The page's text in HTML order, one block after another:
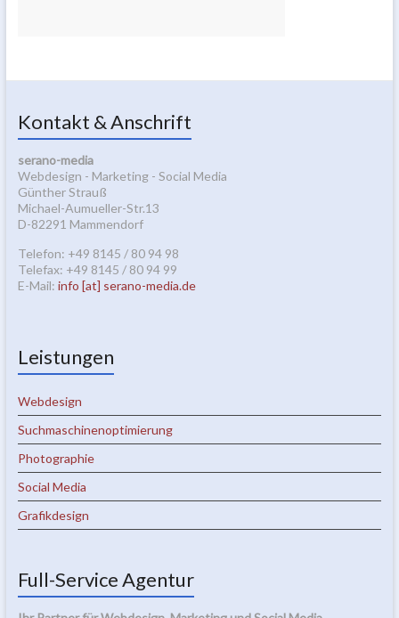
Kontakt & Anschrift
serano-media
Webdesign - Marketing - Social Media
Günther Strauß
Michael-Aumueller-Str.13
D-82291 Mammendorf
Telefon: +49 8145 / 80 94 98
Telefax: +49 8145 / 80 94 99
E-Mail: info [at] serano-media.de
Leistungen
Webdesign
Suchmaschinenoptimierung
Photographie
Social Media
Grafikdesign
Full-Service Agentur